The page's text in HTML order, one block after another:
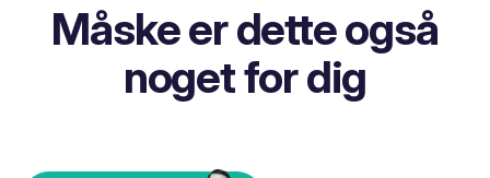
Måske er dette også
noget for dig